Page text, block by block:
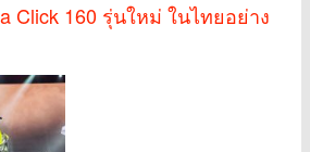
Click 160 รุ่นใหม่ ในไทยอย่าง